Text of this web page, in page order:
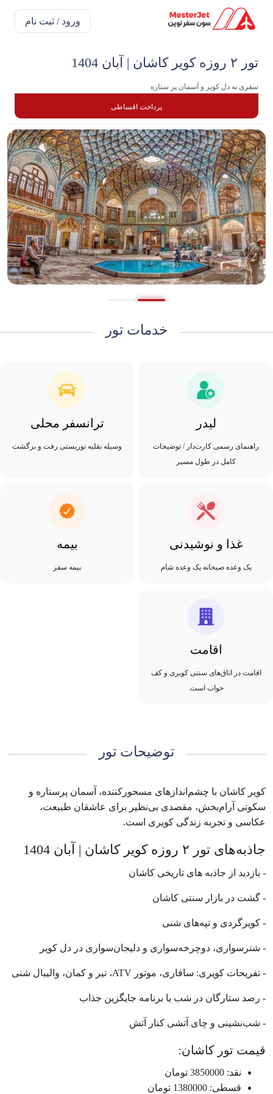
ورود / ثبت نام
تور ۲ روزه کویر کاشان | آبان 1404
سفری به دل کویر و آسمان پر ستاره
پرداخت اقساطی
خدمات تور
لیدر
راهنمای رسمی کارت‌دار / توضیحات
کامل در طول مسیر
ترانسفر محلی
وسیله نقلیه توریستی رفت ‌و برگشت
غذا و نوشیدنی
یک وعده صبحانه یک وعده شام
بیمه
بیمه سفر
اقامت
اقامت در اتاق‌های سنتی کویری و کف
خواب است.
توضیحات تور
کویر کاشان با چشم‌اندازهای مسحورکننده، آسمان پرستاره و
سکوتی آرام‌بخش، مقصدی بی‌نظیر برای عاشقان طبیعت،
عکاسی و تجربه زندگی کویری است.
جاذبه‌های تور ۲ روزه کویر کاشان | آبان 1404
- بازدید از جاذبه های تاریخی کاشان
- گشت در بازار سنتی کاشان
- کویرگردی و تپه‌های شنی
- شترسواری، دوچرخه‌سواری و دلیجان‌سواری در دل کویر
- تفریحات کویری: سافاری، موتور ATV، تیر و کمان، والیبال شنی
- رصد ستارگان در شب یا برنامه جایگزین جذاب
- شب‌نشینی و چای آتشی کنار آتش
قیمت تور کاشان:
نقد: 3850000 تومان
قسطی: 1380000 تومان